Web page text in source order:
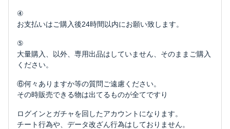
④
お支払いはご購入後24時間以内にお願い致します。
⑤
大量購入、以外、専用出品はしていません、そのままご購入
ください。
⑥何々ありますか等の質問ご遠慮ください。
その時販売できる物は出てるものが全てですり
ログインとガチャを回したアカウントになります。
チート行為や、データ改ざん行為はしておりません。